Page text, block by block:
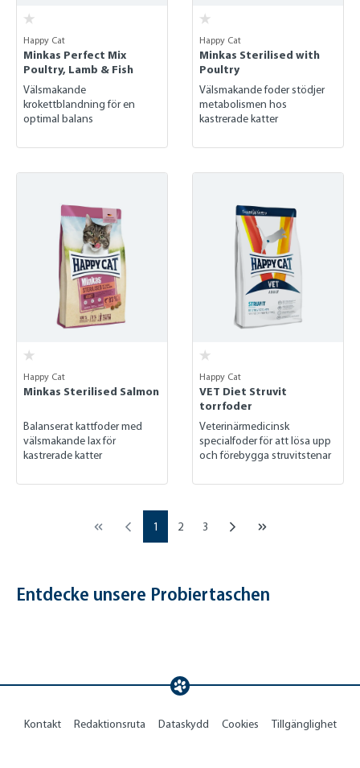
Happy Cat
Minkas Perfect Mix
Poultry, Lamb & Fish
Välsmakande
krokettblandning för en
optimal balans
Happy Cat
Minkas Sterilised with
Poultry
Välsmakande foder stödjer
metabolismen hos
kastrerade katter
Happy Cat
Minkas Sterilised Salmon
Balanserat kattfoder med
välsmakande lax för
kastrerade katter
Happy Cat
VET Diet Struvit
torrfoder
Veterinärmedicinsk
specialfoder för att lösa upp
och förebygga struvitstenar
Page
1 Page
2 Page
3
Entdecke unsere Probiertaschen
Kontakt Redaktionsruta Dataskydd Cookies Tillgänglighet